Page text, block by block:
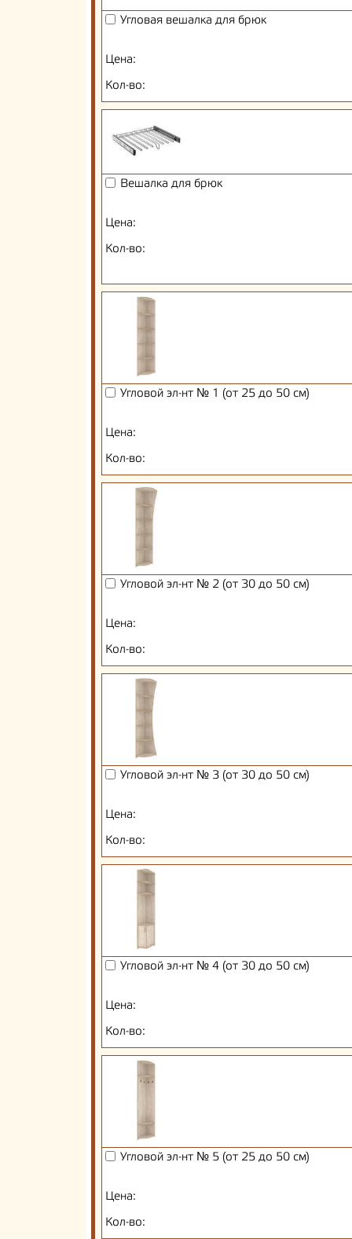
Угловая вешалка для брюк
Цена:
Кол-во:
Вешалка для брюк
Цена:
Кол-во:
Угловой эл-нт № 1 (от 25 до 50 см)
Цена:
Кол-во:
Угловой эл-нт № 2 (от 30 до 50 см)
Цена:
Кол-во:
Угловой эл-нт № 3 (от 30 до 50 см)
Цена:
Кол-во:
Угловой эл-нт № 4 (от 30 до 50 см)
Цена:
Кол-во:
Угловой эл-нт № 5 (от 25 до 50 см)
Цена:
Кол-во: